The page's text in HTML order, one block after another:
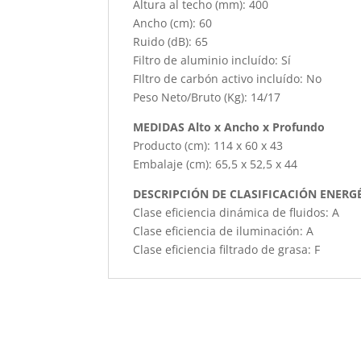
Altura al techo (mm): 400
Ancho (cm): 60
Ruido (dB): 65
Filtro de aluminio incluído: Sí
FIltro de carbón activo incluído: No
Peso Neto/Bruto (Kg): 14/17
MEDIDAS Alto x Ancho x Profundo
Producto (cm): 114 x 60 x 43
Embalaje (cm): 65,5 x 52,5 x 44
DESCRIPCIÓN DE CLASIFICACIÓN
Clase eficiencia dinámica de fluidos: A
Clase eficiencia de iluminación: A
Clase eficiencia filtrado de grasa: F